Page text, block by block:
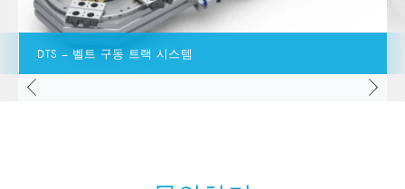
DTS – 벨트 구동 트랙 시스템